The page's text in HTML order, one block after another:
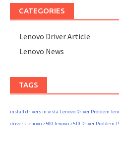
CATEGORIES
Lenovo Driver Article
Lenovo News
TAGS
install drivers in vista Lenovo Driver Problem
drivers lenovo z500 lenovo z510 Driver Problem